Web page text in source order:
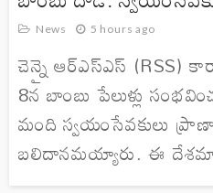
News 5 hours ago
చెన్నై ఆర్ఎస్ఎస్ (RSS)
8న బాంబు పేలుళ్లు
మంది స్వయంసేవకులు
బలిదానమయ్యారు. ఈ